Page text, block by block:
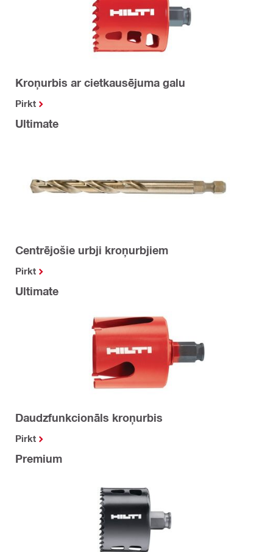
Kroņurbis ar cietkausējuma galu
Pirkt
Ultimate
Centrējošie urbji kroņurbjiem
Pirkt
Ultimate
Daudzfunkcionāls kroņurbis
Pirkt
Premium